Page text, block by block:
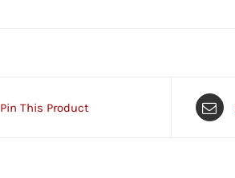
Pin This Product